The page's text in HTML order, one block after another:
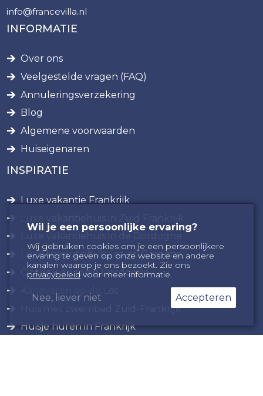
info@francevilla.nl
INFORMATIE
Over ons
Veelgestelde vragen (FAQ)
Annuleringsverzekering
Blog
Algemene voorwaarden
Huiseigenaren
INSPIRATIE
Luxe vakantie Frankrijk
Luxe Vakantiehuis Lot-et-Garonne
Ontdek de regio Dordogne
Huis met zwembad Zuid-Frankrijk
Huisje huren in Frankrijk
Wil je een persoonlijke ervaring?
Wij gebruiken cookies om je een persoonlijkere
ervaring te geven op onze website en andere
kanalen waarop je ons bezoekt. Zie ons
privacybeleid voor meer informatie.
Nee, liever niet Accepteren